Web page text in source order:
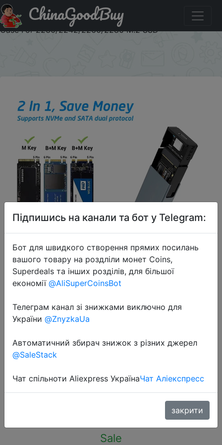
Придбати Dual Protocol M.2 NVMe SSD Case 10Gbps
USB3.1 Gen2 NVMe Enclosure,M2 SATA NGFF 5Gbps SSD
Case For 2230/2242/2260/2280 M.2 SSD
ChinaGoodBuy
Dual Protocol M.2 NVMe SSD Case
10Gbps USB3.1 Gen2 NVMe
SSD Case For
2230/2242/2260/2280 M.2 SSD
$6.47
Sale
Підпишись на канали та бот у Telegram:
Бот для швидкого створення прямих посилань
вашого товару на роздліли монет Coins,
Superdeals та інших розділів, для більшої
економії @AliSuperCoinsBot
Телеграм канал зі знижками виключно для
України @ZnyzkaUa
Автоматичний збирач знижок з різних джерел
@SaleStack
Чат спільноти Aliexpress УкраїнаЧат Аліекспресс
закрити